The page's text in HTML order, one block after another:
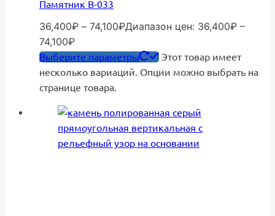
Памятник В-033
36,400₽ – 74,100₽Диапазон цен: 36,400₽ –
74,100₽
Выберите параметры
Этот товар имеет
несколько вариаций. Опции можно выбрать на
странице товара.